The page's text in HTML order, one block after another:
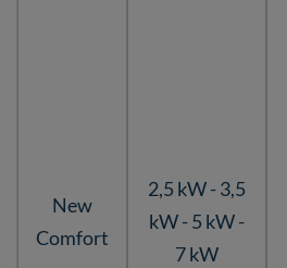
New
Comfort
2,5 kW - 3,5
kW - 5 kW -
7 kW